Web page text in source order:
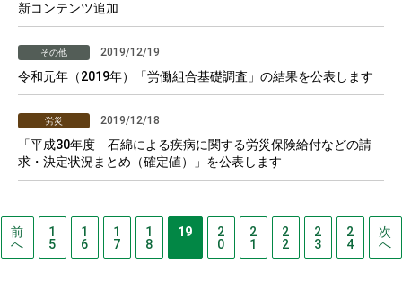
新コンテンツ追加
その他 2019/12/19
令和元年（2019年）「労働組合基礎調査」の結果を公表します
労災 2019/12/18
「平成30年度 石綿による疾病に関する労災保険給付などの請
求・決定状況まとめ（確定値）」を公表します
前
へ
1
5
1
6
1
7
1
8
19
2
0
2
1
2
2
2
3
2
4
次
へ